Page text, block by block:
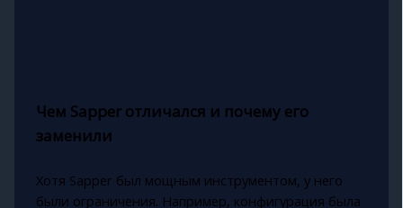
Чем Sapper отличался и почему его
заменили
Хотя Sapper был мощным инструментом, у него
были ограничения. Например, конфигурация была